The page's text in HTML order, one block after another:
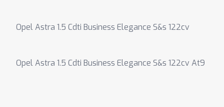
Opel Astra 1.5 Cdti Business Elegance S&s 122cv
Opel Astra 1.5 Cdti Business Elegance S&s 122cv At9